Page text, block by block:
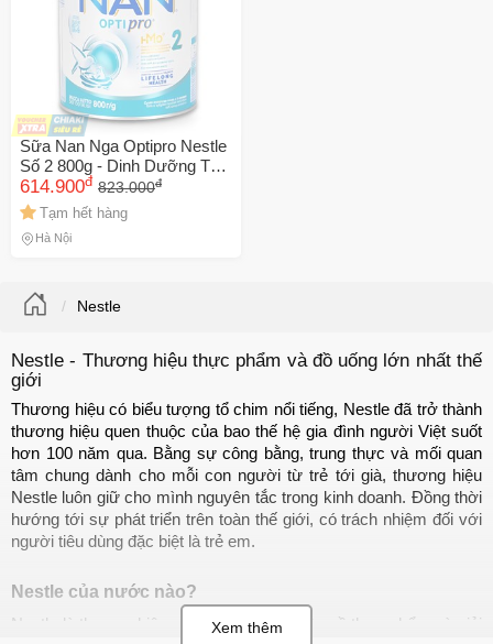
Sữa Nan Nga Optipro Nestle
Số 2 800g - Dinh Dưỡng Tốt
Cho Bé
614.900đ 823.000đ
Tạm hết hàng
Hà Nội
Nestle
Nestle - Thương hiệu thực phẩm và đồ uống lớn nhất thế
giới
Thương hiệu có biểu tượng tổ chim nổi tiếng, Nestle đã trở thành
thương hiệu quen thuộc của bao thế hệ gia đình người Việt suốt
hơn 100 năm qua. Bằng sự công bằng, trung thực và mối quan
tâm chung dành cho mỗi con người từ trẻ tới già, thương hiệu
Nestle luôn giữ cho mình nguyên tắc trong kinh doanh. Đồng thời
hướng tới sự phát triển trên toàn thế giới, có trách nhiệm đối với
người tiêu dùng đặc biệt là trẻ em.
Nestle của nước nào?
Nestle là thương hiệu của tập đoàn chuyên về thực phẩm và giải